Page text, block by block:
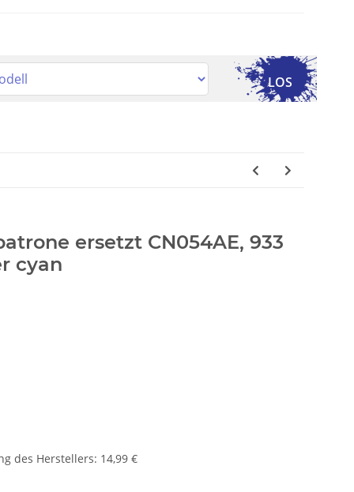
LOS
ersetzt CN054AE, 933
cyan
des Herstellers: 14,99 €